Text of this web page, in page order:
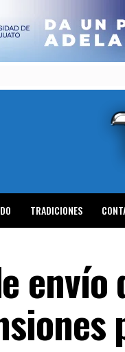
TRADICIONES